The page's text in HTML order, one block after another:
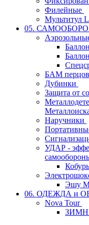
Филейные
Мультитул
05.
БАМ
Дубинки
Защита от
Наручники
УДАР -
Эшу
06. ОДЕЖДА и
Nova Tour